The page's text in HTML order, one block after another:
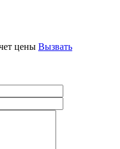
цены Вызвать